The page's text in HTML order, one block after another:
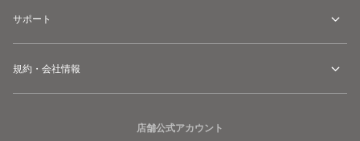
サポート
規約・会社情報
店舗公式アカウント